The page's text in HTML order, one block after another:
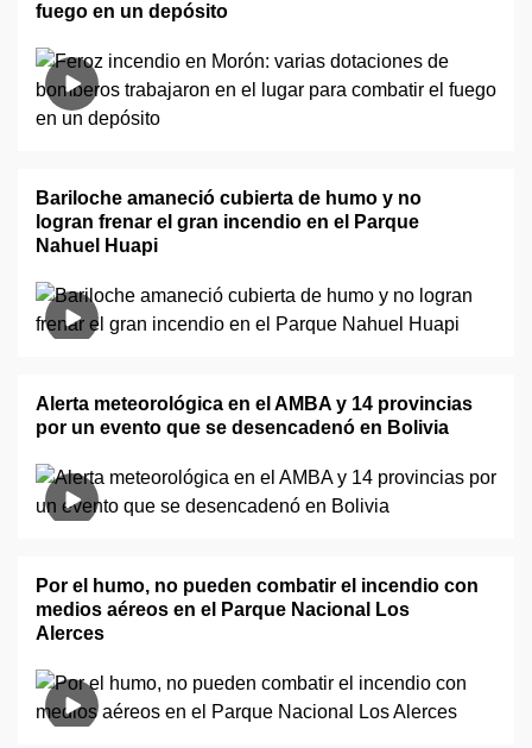
fuego en un depósito
Bariloche amaneció cubierta de humo y no
logran frenar el gran incendio en el Parque
Nahuel Huapi
Alerta meteorológica en el AMBA y 14 provincias
por un evento que se desencadenó en Bolivia
Por el humo, no pueden combatir el incendio con
medios aéreos en el Parque Nacional Los
Alerces